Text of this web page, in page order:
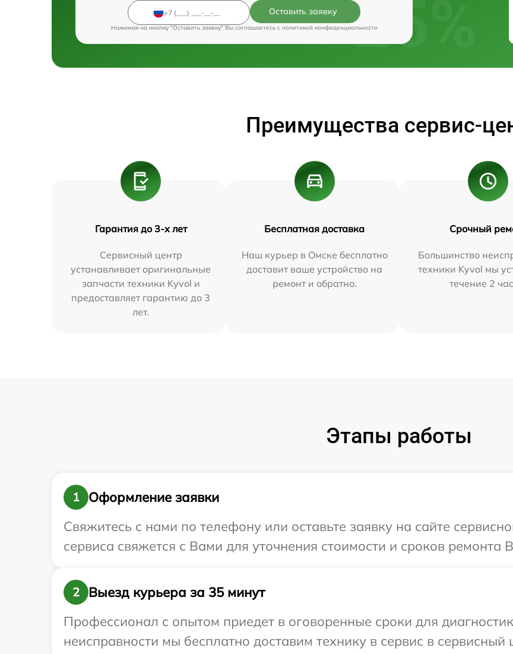
Оставить заявку
Нажимая на кнопку "Оставить заявку" Вы соглашаетесь c политикой конфиденциальности
Преимущества сервис-
Гарантия до 3-х лет
Сервисный центр
устанавливает оригинальные
запчасти техники Kyvol и
предоставляет гарантию до 3
лет.
Бесплатная доставка
Наш курьер в Омске бесплатно
доставит ваше устройство на
ремонт и обратно.
Срочный
Большинство
техники Kyvol мы
течение 2
Этапы работы
1
Оформление заявки
Свяжитесь с нами по телефону или оставьте заявку на сайте
сервиса свяжется с Вами для уточнения стоимости и сроков ремонта
2
Выезд курьера за 35 минут
Профессионал с опытом приедет в оговоренные сроки для
неисправности мы бесплатно доставим технику в сервис в сервисный